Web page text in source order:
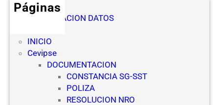
Páginas
AUTORIZACION DATOS
INICIO
Cevipse
DOCUMENTACION
CONSTANCIA SG-SST
POLIZA
RESOLUCION NRO